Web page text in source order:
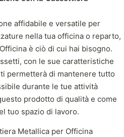
affidabile e versatile per
nella tua officina o reparto,
è ciò di cui hai bisogno.
con le sue caratteristiche
permetterà di mantenere tutto
durante le tue attività
prodotto di qualità e come
tuo spazio di lavoro.
Metallica per Officina